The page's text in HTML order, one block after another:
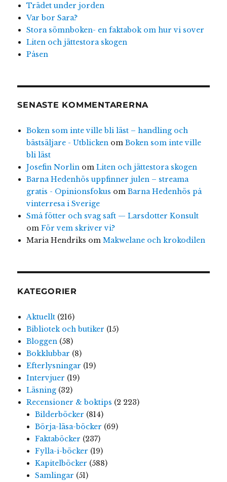
Trädet under jorden
Var bor Sara?
Stora sömnboken- en faktabok om hur vi sover
Liten och jättestora skogen
Påsen
SENASTE KOMMENTARERNA
Boken som inte ville bli läst – handling och
bästsäljare - Utblickenom Boken som inte ville
bli läst
Josefin Norlinom Liten och jättestora skogen
Barna Hedenhös uppfinner julen – streama
gratis - Opinionsfokus om Barna Hedenhös på
vinterresa i Sverige
Små fötter och svag saft — Larsdotter Konsult
om För vem skriver vi?
Maria Hendriks om Makwelane och krokodilen
KATEGORIER
Aktuellt(216)
Bibliotek och butiker (15)
Bloggen(58)
Bokklubbar (8)
Efterlysningar (19)
Intervjuer (19)
Läsning(32)
Recensioner & boktips (2 223)
Bilderböcker (814)
Börja-läsa-böcker (69)
Faktaböcker (237)
Fylla-i-böcker (19)
Kapitelböcker (588)
Samlingar (51)